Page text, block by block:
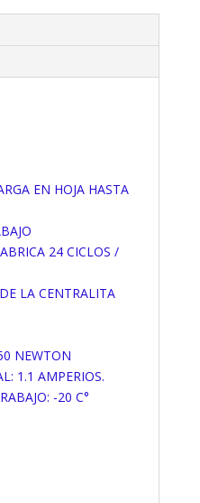
EN HOJA HASTA
24 CICLOS /
LA CENTRALITA
NEWTON
1.1 AMPERIOS.
-20 C°